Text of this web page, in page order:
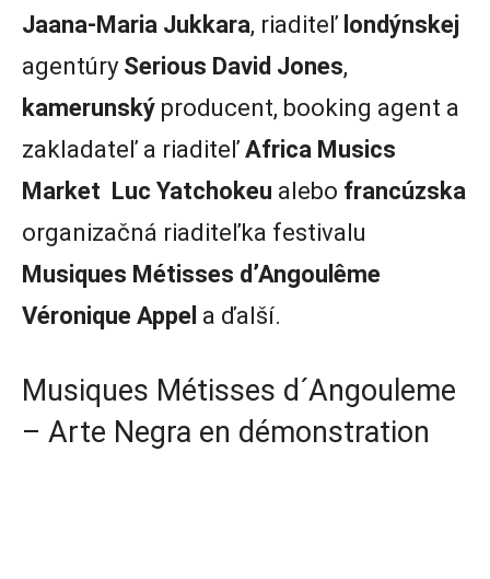
Jaana-Maria Jukkara, riaditeľ londýnskej
agentúry Serious David Jones,
kamerunský producent, booking agent a
zakladateľ a riaditeľ Africa Musics
Market Luc Yatchokeu alebo francúzska
organizačná riaditeľka festivalu
Musiques Métisses d’Angoulême
Véronique Appel a ďalší.
Musiques Métisses d´Angouleme
– Arte Negra en démonstration